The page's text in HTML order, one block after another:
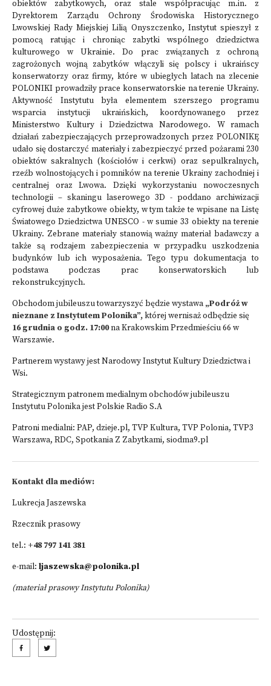
obiektów zabytkowych, oraz stale współpracując m.in. z
Dyrektorem Zarządu Ochrony Środowiska Historycznego
Lwowskiej Rady Miejskiej Lilią Onyszczenko, Instytut spieszył z
pomocą ratując i chroniąc zabytki wspólnego dziedzictwa
kulturowego w Ukrainie. Do prac związanych z ochroną
zagrożonych wojną zabytków włączyli się polscy i ukraińscy
konserwatorzy oraz firmy, które w ubiegłych latach na zlecenie
POLONIKI prowadziły prace konserwatorskie na terenie Ukrainy.
Aktywność Instytutu była elementem szerszego programu
wsparcia instytucji ukraińskich, koordynowanego przez
Ministerstwo Kultury i Dziedzictwa Narodowego. W ramach
działań zabezpieczających przeprowadzonych przez POLONIKĘ
udało się dostarczyć materiały i zabezpieczyć przed pożarami 230
obiektów sakralnych (kościołów i cerkwi) oraz sepulkralnych,
rzeźb wolnostojących i pomników na terenie Ukrainy zachodniej i
centralnej oraz Lwowa. Dzięki wykorzystaniu nowoczesnych
technologii – skaningu laserowego 3D - poddano archiwizacji
cyfrowej duże zabytkowe obiekty, w tym także te wpisane na Listę
Światowego Dziedzictwa UNESCO - w sumie 33 obiekty na terenie
Ukrainy. Zebrane materiały stanowią ważny materiał badawczy a
także są rodzajem zabezpieczenia w przypadku uszkodzenia
budynków lub ich wyposażenia. Tego typu dokumentacja to
podstawa podczas prac konserwatorskich lub
rekonstrukcyjnych.
Obchodom jubileuszu towarzyszyć będzie wystawa „Podróż w
nieznane z Instytutem Polonika”,której wernisaż odbędzie się
16 grudnia o godz. 17:00na Krakowskim Przedmieściu 66 w
Warszawie.
Partnerem wystawy jest Narodowy Instytut Kultury Dziedzictwa i
Wsi.
Strategicznym patronem medialnym obchodów jubileuszu
Instytutu Polonika jest Polskie Radio S.A
Patroni medialni: PAP, dzieje.pl, TVP Kultura, TVP Polonia, TVP3
Warszawa, RDC, Spotkania Z Zabytkami, siodma9.pl
Kontakt dla mediów:
Lukrecja Jaszewska
Rzecznik prasowy
tel.: +48 797 141 381
e-mail: ljaszewska@polonika.pl
(materiał prasowy Instytutu Polonika)
Udostępnij: